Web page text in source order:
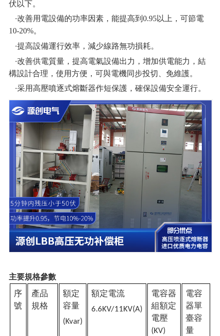
伏以下。
·改善用電設備的功率因素，能提高到0.95以上，可節電
10-20%。
·提高設備運行效率，減少線路無功損耗。
·改善供電質量，提高電氣設備出力，增加供電能力，結
構設計合理，使用方便，可與電機同步投切、免維護。
·采用高壓噴逐式熔斷器作短保護，確保設備安全運行。
主要規格參數
序
號
產品
規格
額定
容量
(Kvar)
額定電流
6.6KV/11KV(A)
電容器
組額定
電壓
(KV)
電容
器單
臺容
量